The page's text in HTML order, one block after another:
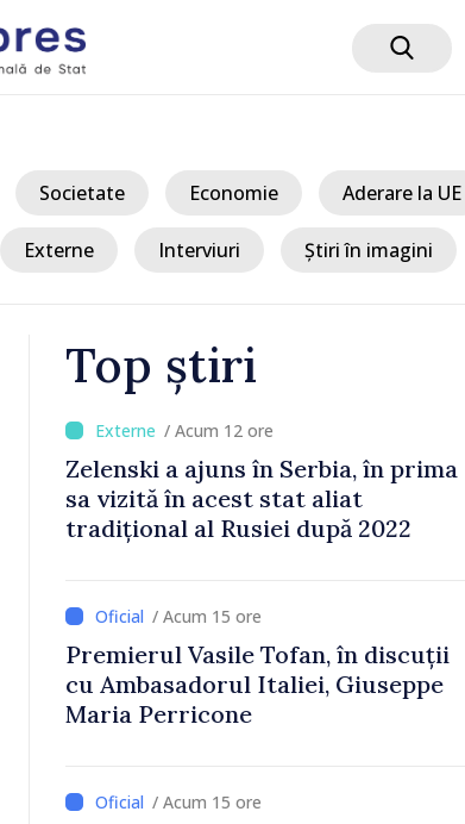
Societate Economie Aderare la UE
Externe Interviuri Știri în imagini
Top știri
/ Acum 15 ore
Perspectivele cooperării moldo-
turce, discutate de Prim-ministrul
Vasile Tofan și Ambasadorul Turciei,
/ Acum 15 ore
Premierul Vasile Tofan, în discuții
cu Ambasadorul Italiei, Giuseppe
Maria Perricone
/ Acum 15 ore